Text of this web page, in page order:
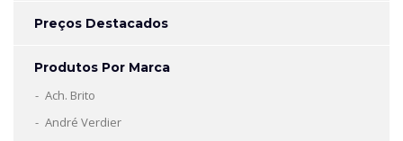
Preços Destacados
Produtos Por Marca
Ach. Brito
André Verdier